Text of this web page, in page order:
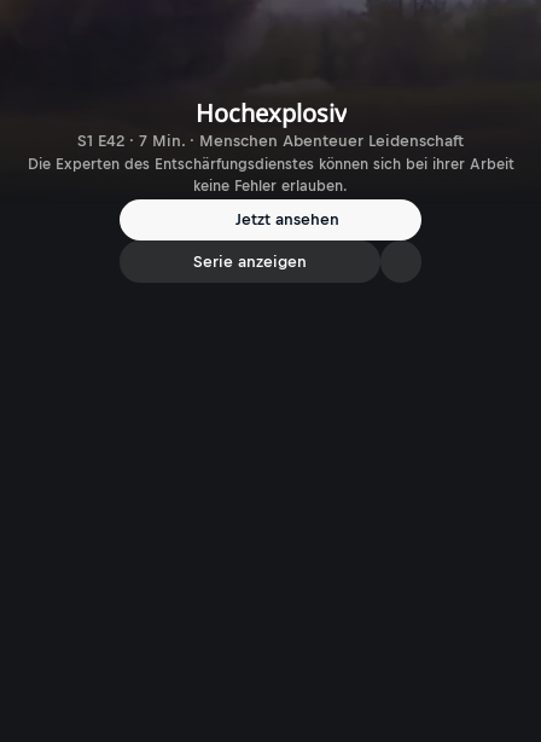
Hochexplosiv
S1 E42 · 7 Min. · Menschen Abenteuer Leidenschaft
Die Experten des Entschärfungsdienstes können sich bei ihrer Arbeit
keine Fehler erlauben.
Jetzt ansehen
Serie anzeigen